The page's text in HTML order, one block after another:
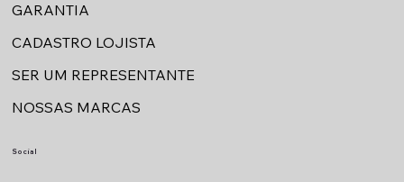
GARANTIA
CADASTRO LOJISTA
SER UM REPRESENTANTE
NOSSAS MARCAS
Social